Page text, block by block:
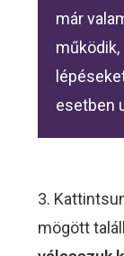
már
esetben
3.
mögött